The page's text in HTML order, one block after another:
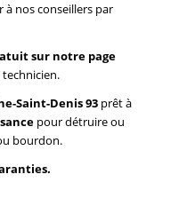
à nos conseillers par
sur notre page
Saint-Denis 93 prêt à
pour détruire ou
bourdon.